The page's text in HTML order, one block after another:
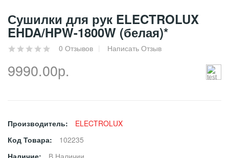
Сушилки для рук ELECTROLUX
EHDA/HPW-1800W (белая)*
0 Отзывов Написать Отзыв
9990.00р.
Производитель:
ELECTROLUX
Код Товара:
102235